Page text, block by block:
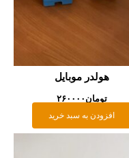
هولدر موبایل
تومان۲۶۰۰۰۰
افزودن به سبد خرید